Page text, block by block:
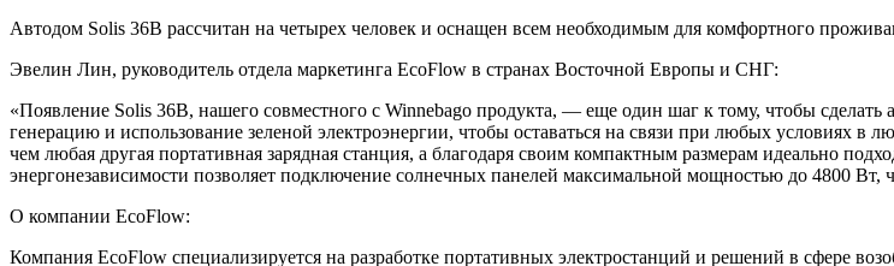
Автодом Solis 36B рассчитан на четырех человек и оснащен всем необходимым для комфортного
Эвелин Лин, руководитель отдела маркетинга EcoFlow в странах Восточной Европы и СНГ:
«Появление Solis 36B, нашего совместного с Winnebago продукта, — еще один шаг к тому, чтобы
генерацию и использование зеленой электроэнергии, чтобы оставаться на связи при любых условиях
чем любая другая портативная зарядная станция, а благодаря своим компактным размерам идеально
энергонезависимости позволяет подключение солнечных панелей максимальной мощностью до 4800
О компании EcoFlow:
Компания EcoFlow специализируется на разработке портативных электростанций и решений в сфере